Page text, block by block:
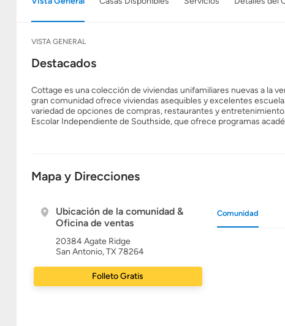
VISTA GENERAL
Destacados
Cottage es una colección de viviendas unifamiliares nuevas a la
gran comunidad ofrece viviendas asequibles y excelentes
variedad de opciones de compras, restaurantes y
Escolar Independiente de Southside, que ofrece programas
Mapa y Direcciones
Ubicación de la comunidad &
Oficina de ventas
20384 Agate Ridge
San Antonio, TX 78264
Folleto Gratis
Comunidad